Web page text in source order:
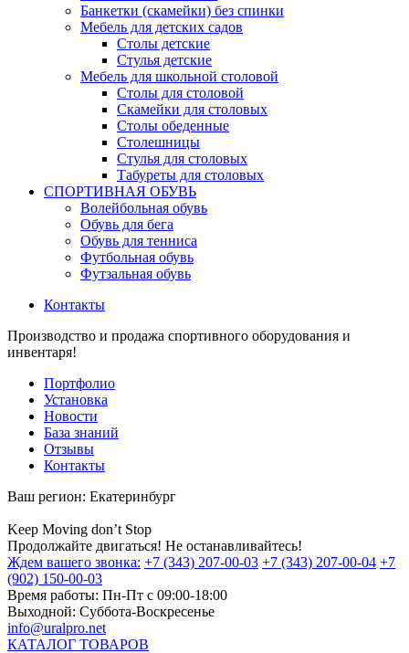
Банкетки (скамейки) без спинки
Мебель для детских садов
Столы детские
Стулья детские
Мебель для школьной столовой
Столы для столовой
Скамейки для столовых
Столы обеденные
Столешницы
Стулья для столовых
Табуреты для столовых
СПОРТИВНАЯ ОБУВЬ
Волейбольная обувь
Обувь для бега
Обувь для тенниса
Футбольная обувь
Футзальная обувь
Контакты
Производство и продажа спортивного оборудования и
инвентаря!
Портфолио
Установка
Новости
База знаний
Отзывы
Контакты
Ваш регион: Екатеринбург
Keep Moving don’t Stop
Продолжайте двигаться! Не останавливайтесь!
Ждем вашего звонка: +7 (343) 207-00-03 +7 (343) 207-00-04 +7
(902) 150-00-03
Время работы: Пн-Пт с 09:00-18:00
Выходной: Суббота-Воскресенье
info@uralpro.net
КАТАЛОГ ТОВАРОВ